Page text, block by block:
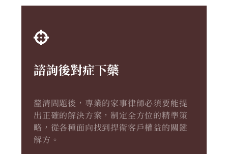
諮詢後對症下藥
釐清問題後，專業的家事律師必須要能提
出正確的解決方案，制定全方位的精準策
略，從各種面向找到捍衛客戶權益的關鍵
解方。